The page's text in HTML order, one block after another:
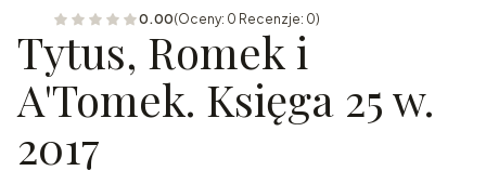
0.00(Oceny: 0 Recenzje: 0)
Tytus, Romek i
A'Tomek. Księga 25 w.
2017